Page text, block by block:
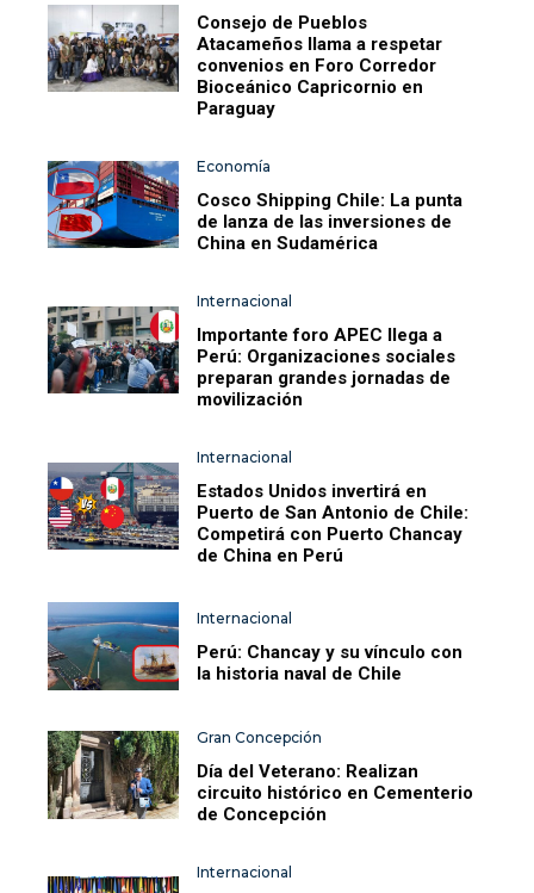
Consejo de Pueblos
Atacameños llama a respetar
convenios en Foro Corredor
Bioceánico Capricornio en
Paraguay
Economía
Cosco Shipping Chile: La punta
de lanza de las inversiones de
China en Sudamérica
Internacional
Importante foro APEC llega a
Perú: Organizaciones sociales
preparan grandes jornadas de
movilización
Internacional
Estados Unidos invertirá en
Puerto de San Antonio de Chile:
Competirá con Puerto Chancay
de China en Perú
Internacional
Perú: Chancay y su vínculo con
la historia naval de Chile
Gran Concepción
Día del Veterano: Realizan
circuito histórico en Cementerio
de Concepción
Internacional